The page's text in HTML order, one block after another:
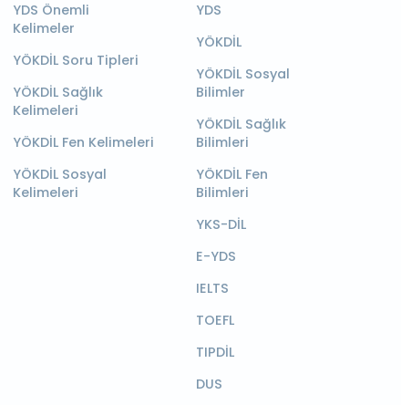
YDS Önemli
Kelimeler
YÖKDİL Soru Tipleri
YÖKDİL Sağlık
Kelimeleri
YÖKDİL Fen Kelimeleri
YÖKDİL Sosyal
Kelimeleri
YDS
YÖKDİL
YÖKDİL Sosyal
Bilimler
YÖKDİL Sağlık
Bilimleri
YÖKDİL Fen
Bilimleri
YKS-DİL
E-YDS
IELTS
TOEFL
TIPDİL
DUS